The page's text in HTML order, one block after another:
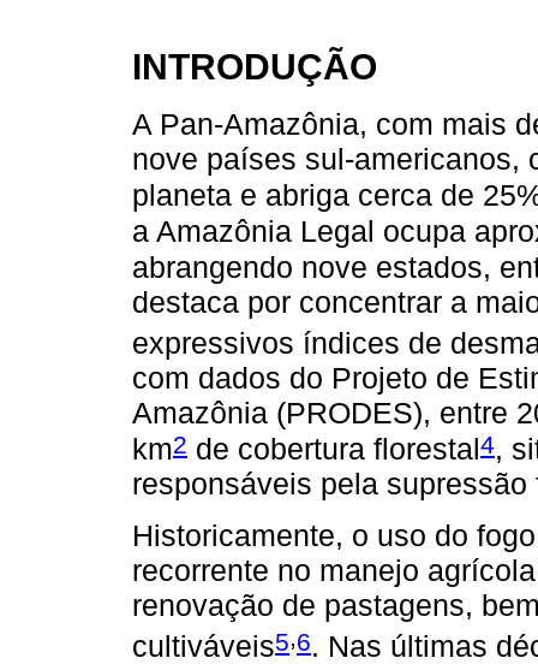
INTRODUÇÃO
A Pan-Amazônia, com mais
nove países sul-americanos,
planeta e abriga cerca de
a Amazônia Legal ocupa
abrangendo nove estados,
destaca por concentrar a
expressivos índices de
com dados do Projeto de
Amazônia (PRODES), entre
km2 de cobertura florestal4,
responsáveis pela
Historicamente, o uso do
recorrente no manejo
renovação de pastagens,
cultiváveis5 6. Nas últimas